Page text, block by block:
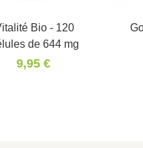
Bio - 120
de 644 mg
9,95 €